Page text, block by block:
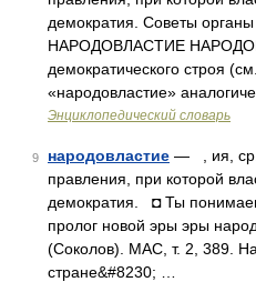
демократия. Советы
НАРОДОВЛАСТИЕ
демократического строя
«народовластие»
Энциклопедический словарь
9 народовластие — , ия, ср.
правления, при которой
демократия. ◘ Ты
пролог новой эры эры
(Соколов). МАС, т. 2, 389.
стране&#8230; …